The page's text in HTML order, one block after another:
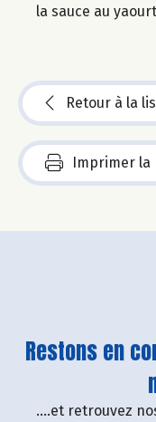
la sauce au
Retour à la
Imprimer la
Restons en
....et retrouvez